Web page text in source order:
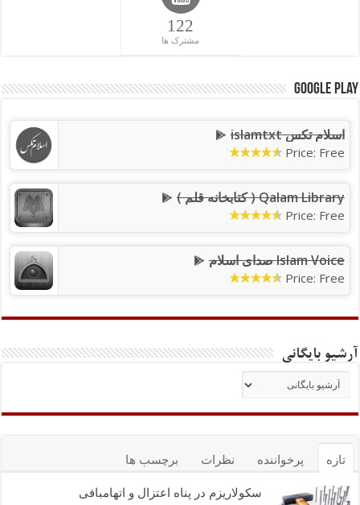
122
مشترک ها
Google Play
اسلام تکس islamtxt
Price: Free
Qalam Library ( کتابخانه قلم )
Price: Free
Islam Voice صدای اسلام
Price: Free
آرشیو بایگانی
تازه پرخواننده نظرات برچسب ها
سکولاریزم در پناه اعتزال و اتهام‎بافی